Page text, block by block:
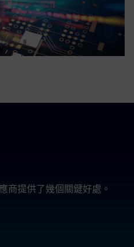
商提供了幾個關鍵好處。